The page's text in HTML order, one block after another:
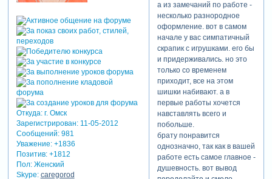
Откуда:г. Омск
Зарегистрирован: 11-05-2012
Сообщений:981
Уважение: +1836
Позитив: +1812
Пол:Женский
Skype: caregorod
а из замечаний по работе -
несколько разнородное
оформление. вот в самом
начале у вас симпатичный
скрапик с игрушками. его бы
и придерживались. но это
только со временем
приходит, все на этом
шишки набивают. а в
первые работы хочется
навставлять всего и
побольше.
брату понравится
однозначно, так как в вашей
работе есть самое главное -
душевность. вот вывод